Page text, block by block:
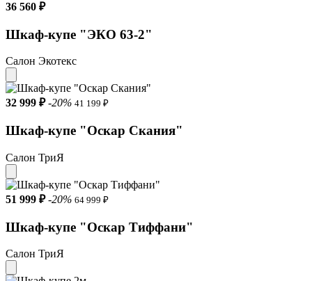
36 560 ₽
Шкаф-купе "ЭКО 63-2"
Салон Экотекс
32 999 ₽ -20% 41 199 ₽
Шкаф-купе "Оскар Скания"
Салон ТриЯ
51 999 ₽ -20% 64 999 ₽
Шкаф-купе "Оскар Тиффани"
Салон ТриЯ